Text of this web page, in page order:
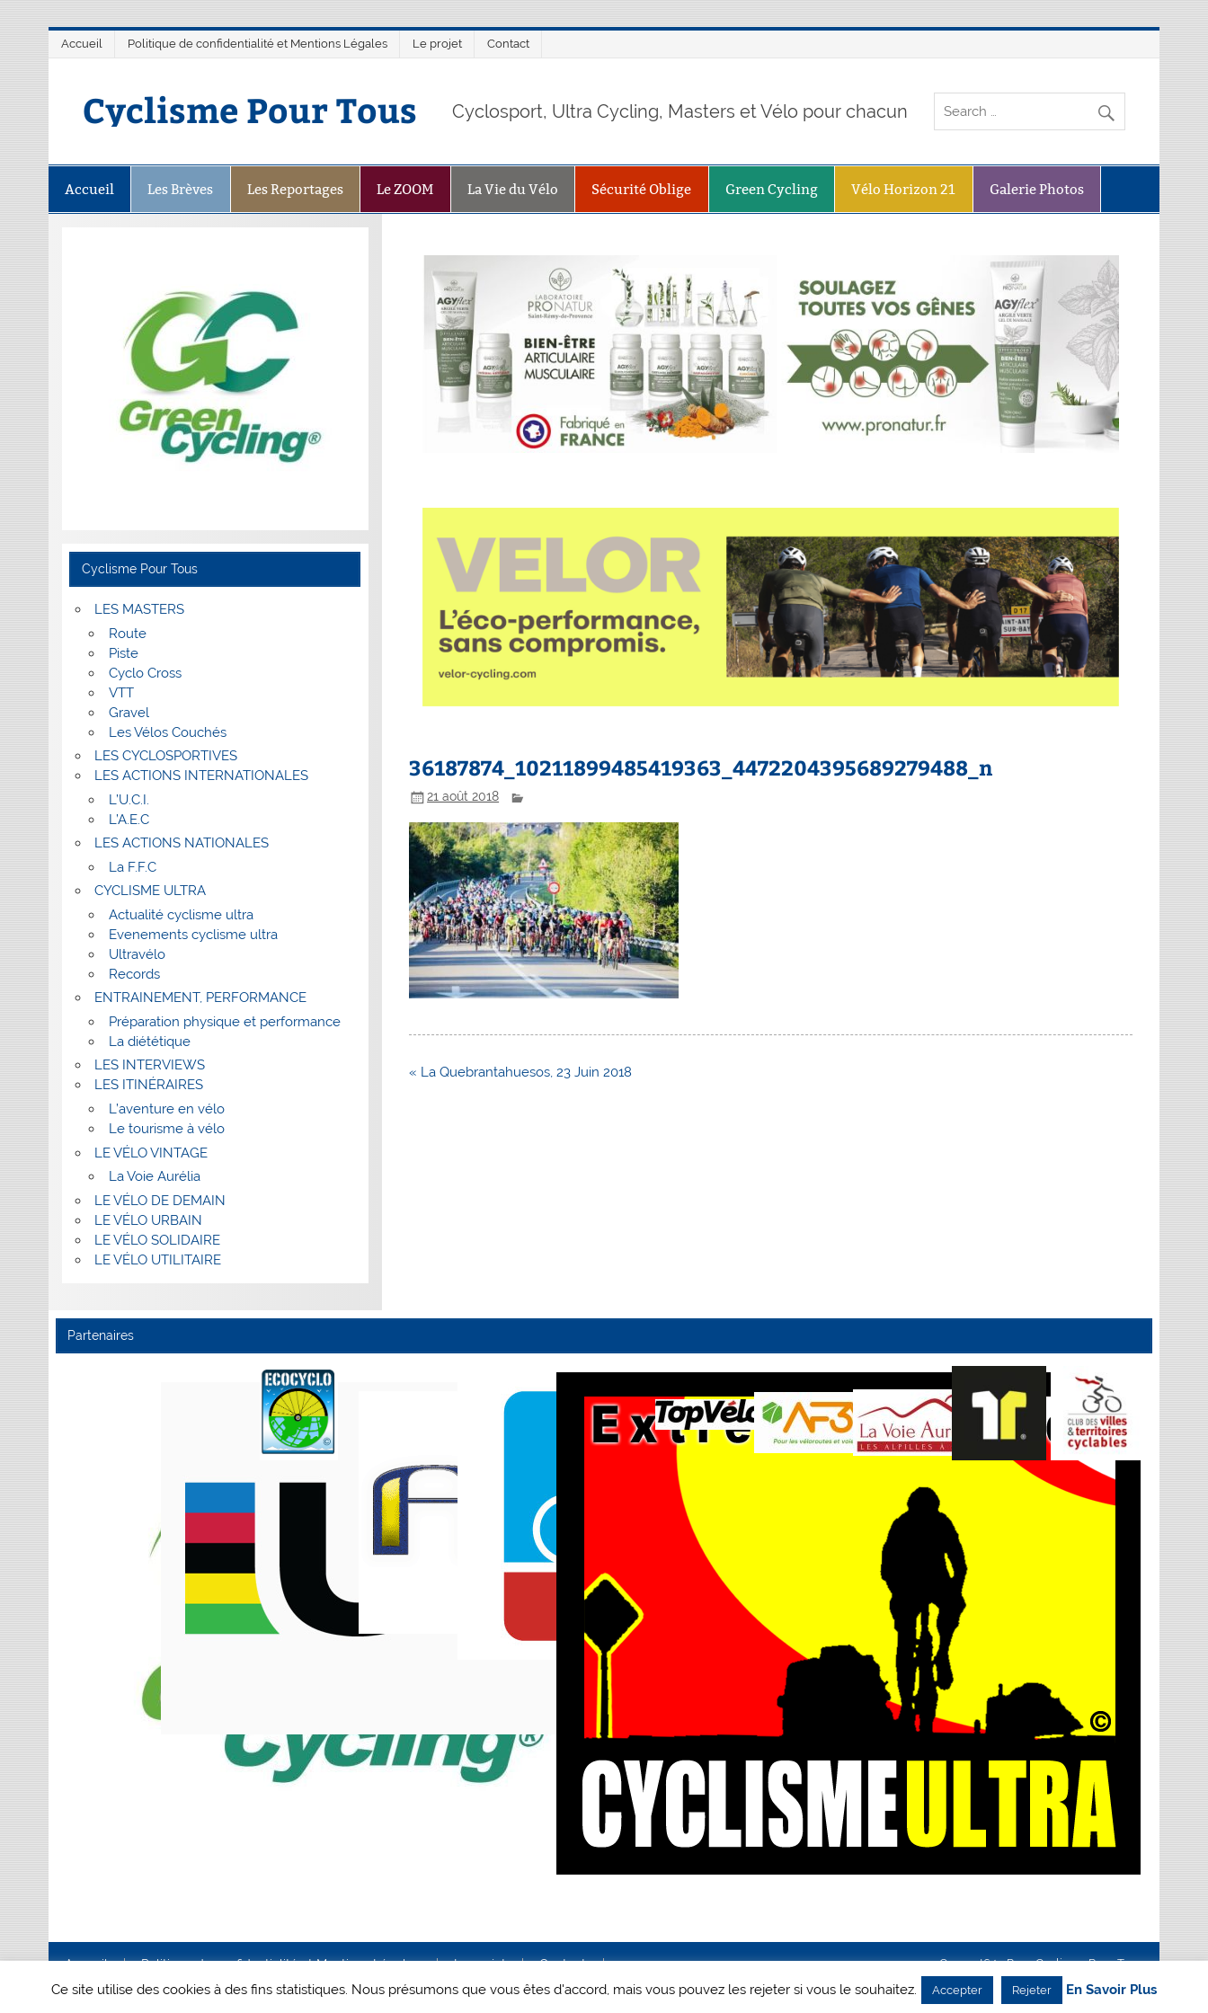
Accueil Politique de confidentialité et Mentions Légales Le projet Contact
Cyclisme Pour Tous Cyclosport, Ultra Cycling, Masters et Vélo pour chacun
Accueil Les Brèves Les Reportages Le ZOOM La Vie du Vélo Sécurité Oblige Green Cycling Vélo Horizon 21 Galerie Photos
36187874_10211899485419363_4472204395689279488_n
21 août 2018
Navigation
« La Quebrantahuesos, 23 Juin 2018
Cyclisme Pour Tous
LES MASTERS
Route
Piste
Cyclo Cross
VTT
Gravel
Les Vélos Couchés
LES CYCLOSPORTIVES
LES ACTIONS INTERNATIONALES
L’U.C.I.
L’A.E.C
LES ACTIONS NATIONALES
La F.F.C
CYCLISME ULTRA
Actualité cyclisme ultra
Evenements cyclisme ultra
Ultravélo
Records
ENTRAINEMENT, PERFORMANCE
Préparation physique et performance
La diététique
LES INTERVIEWS
LES ITINÉRAIRES
L’aventure en vélo
Le tourisme à vélo
LE VÉLO VINTAGE
La Voie Aurélia
LE VÉLO DE DEMAIN
LE VÉLO URBAIN
LE VÉLO SOLIDAIRE
LE VÉLO UTILITAIRE
Partenaires
Accueil Politique de confidentialité et Mentions Légales Le projet Contact Creanet64- Pour Cyclisme Pour Tous
Ce site utilise des cookies à des fins statistiques. Nous présumons que vous êtes d'accord, mais vous pouvez les rejeter si vous le souhaitez. Accepter Rejeter En Savoir Plus